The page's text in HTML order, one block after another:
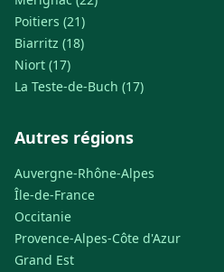
Poitiers (21)
Biarritz (18)
Niort (17)
La Teste-de-Buch (17)
Autres régions
Auvergne-Rhône-Alpes
Île-de-France
Occitanie
Provence-Alpes-Côte d'Azur
Grand Est